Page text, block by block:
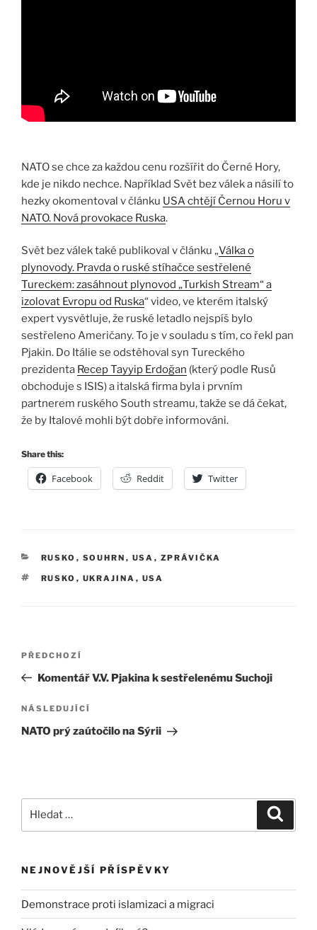
NATO se chce za každou cenu rozšířit do Černé Hory,
kde je nikdo nechce. Například Svět bez válek a násilí to
hezky okomentoval v článku USA chtějí Černou Horu v
NATO. Nová provokace Ruska.
Svět bez válek také publikoval v článku „Válka o
plynovody. Pravda o ruské stíhačce sestřelené
Tureckem: zasáhnout plynovod „Turkish Stream“ a
izolovat Evropu od Ruska“ video, ve kterém italský
expert vysvětluje, že ruské letadlo nejspíš bylo
sestřeleno Američany. To je v souladu s tím, co řekl pan
Pjakin. Do Itálie se odstěhoval syn Tureckého
prezidenta Recep Tayyip Erdoğan (který podle Rusů
obchoduje s ISIS) a italská firma byla i prvním
partnerem ruského South streamu, takže se dá čekat,
že by Italové mohli být dobře informováni.
Share this:
Facebook Reddit Twitter
RUBRIKY
RUSKO , SOUHRN , USA , ZPRÁVIČKA
ŠTÍTKY
RUSKO , UKRAJINA , USA
Navigace
příspěvek
Předchozí
příspěvek
PŘEDCHOZÍ
Komentář V.V. Pjakina k sestřelenému Suchoji
Následující
příspěvek
NÁSLEDUJÍCÍ
NATO prý zaútočilo na Sýrii
NEJNOVĚJŠÍ PŘÍSPĚVKY
Demonstrace proti islamizaci a migraci